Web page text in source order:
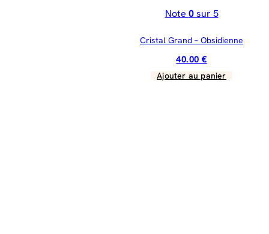
Note 0sur 5
Cristal Grand – Obsidienne
40.00€
Ajouter au panier